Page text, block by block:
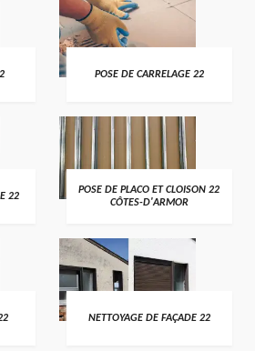
POSE DE CARRELAGE 22
22
POSE DE PLACO ET CLOISON 22
CÔTES-D'ARMOR
NETTOYAGE DE FAÇADE 22